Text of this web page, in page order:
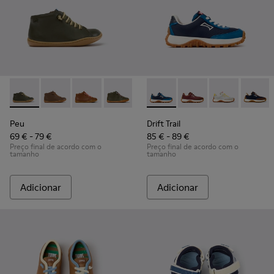
Peu - 90019-130 - Botins de pele verdes para crianças.
Peu - 90019-131
Peu - 90019-126Peu - 90019-125Peu - 90019-124
Peu - 90019-123
Peu - 90019-122
Peu -
Peu
69 € - 79 €
Preço final de acordo com o
tamanho
Adicionar
Drift Trail - K800548-032 -
Drift Trail -Drift Trail -
Drift
Drift Trail
85 € - 89 €
Preço final de acordo com o
tamanho
Adicionar